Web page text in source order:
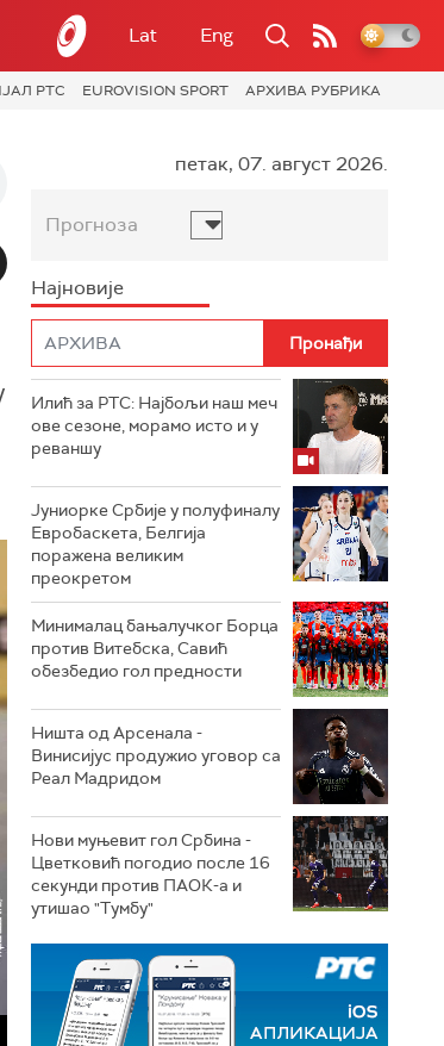
Lat Eng
РТС EUROVISION SPORT АРХИВА РУБРИКА
петак, 07. август 2026.
Прогноза
Најновије
Илић за РТС: Најбољи наш меч
ове сезоне, морамо исто и у
реваншу
Јуниорке Србије у полуфиналу
Евробаскета, Белгија
поражена великим
преокретом
Минималац бањалучког Борца
против Витебска, Савић
обезбедио гол предности
Ништа од Арсенала -
Винисијус продужио уговор са
Реал Мадридом
Нови муњевит гол Србина -
Цветковић погодио после 16
секунди против ПАОК-а и
утишао "Тумбу"